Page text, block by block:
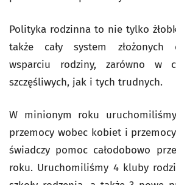
Polityka rodzinna to nie tylko
także cały system złożonych
wsparciu rodziny, zarówno w
szczęśliwych, jak i tych trudnych.
W minionym roku
przemocy wobec kobiet i
świadczy pomoc całodobowo
roku. Uruchomiliśmy 4 kluby